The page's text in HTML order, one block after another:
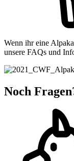
Wenn ihr eine
unsere FAQs und
Noch